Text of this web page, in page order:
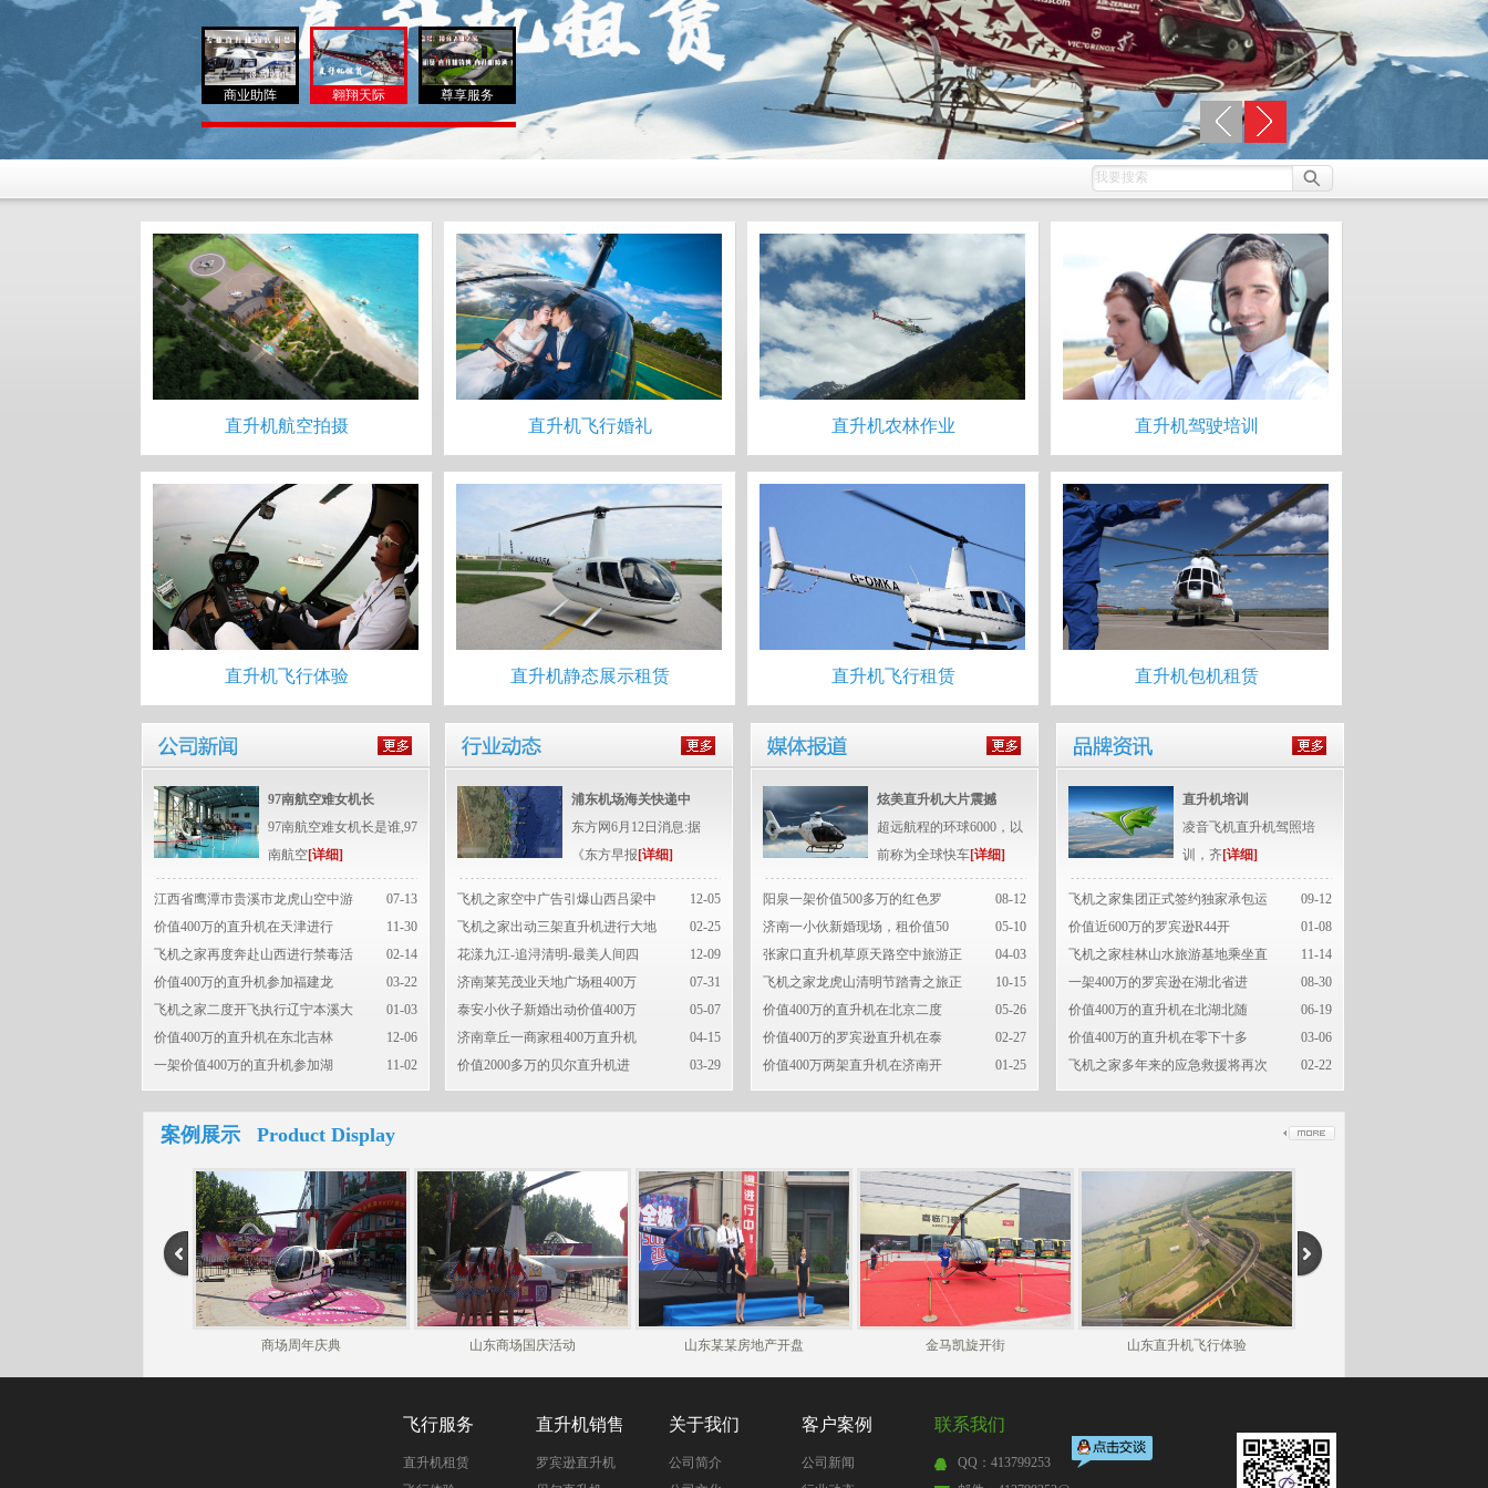
商业助阵 翱翔天际 尊享服务
直升机航空拍摄 直升机飞行婚礼 直升机农林作业 直升机驾驶培训
直升机飞行体验 直升机静态展示租赁 直升机飞行租赁 直升机包机租赁
97南航空难女机长
97南航空难女机长是谁,97
南航空[详细]
07-13
江西省鹰潭市贵溪市龙虎山空中游
11-30
价值400万的直升机在天津进行
02-14
飞机之家再度奔赴山西进行禁毒活
03-22
价值400万的直升机参加福建龙
01-03
飞机之家二度开飞执行辽宁本溪大
12-06
价值400万的直升机在东北吉林
11-02
一架价值400万的直升机参加湖
浦东机场海关快递中
东方网6月12日消息:据
《东方早报 [详细]
12-05
飞机之家空中广告引爆山西吕梁中
02-25
飞机之家出动三架直升机进行大地
12-09
花漾九江-追浔清明-最美人间四
07-31
济南莱芜茂业天地广场租400万
05-07
泰安小伙子新婚出动价值400万
04-15
济南章丘一商家租400万直升机
03-29
价值2000多万的贝尔直升机进
炫美直升机大片震撼
超远航程的环球6000，以
前称为全球快车[详细]
08-12
阳泉一架价值500多万的红色罗
05-10
济南一小伙新婚现场，租价值50
04-03
张家口直升机草原天路空中旅游正
10-15
飞机之家龙虎山清明节踏青之旅正
05-26
价值400万的直升机在北京二度
02-27
价值400万的罗宾逊直升机在泰
01-25
价值400万两架直升机在济南开
直升机培训
凌音飞机直升机驾照培
训，齐 [详细]
09-12
飞机之家集团正式签约独家承包运
01-08
价值近600万的罗宾逊R44开
11-14
飞机之家桂林山水旅游基地乘坐直
08-30
一架400万的罗宾逊在湖北省进
06-19
价值400万的直升机在北湖北随
03-06
价值400万的直升机在零下十多
02-22
飞机之家多年来的应急救援将再次
案例展示 Product Display
商场周年庆典 山东商场国庆活动 山东某某房地产开盘 金马凯旋开街 山东直升机飞行体验
飞行服务
直升机租赁
直升机销售
罗宾逊直升机
关于我们
公司简介
客户案例
公司新闻
联系我们
QQ：413799253